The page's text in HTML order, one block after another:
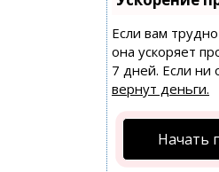
Если вам
она ускоряет
7 дней. Если ни
вернут деньги.
Начать